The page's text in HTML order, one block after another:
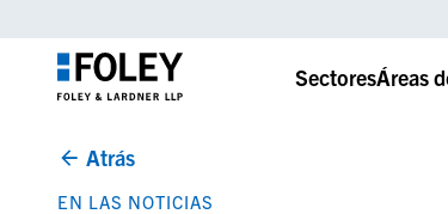
SectoresÁreas
Atrás
EN LAS NOTICIAS